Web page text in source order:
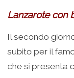
Lanzarote con
Il secondo
subito per il
che si presenta